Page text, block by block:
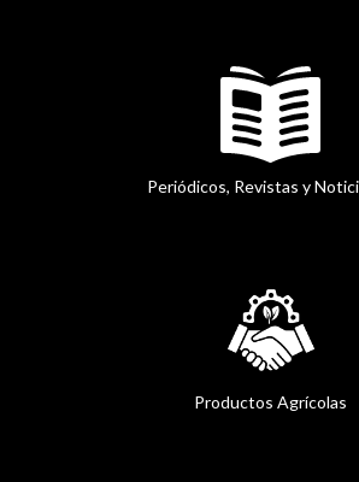
Periódicos, Revistas y
Productos Agrícolas